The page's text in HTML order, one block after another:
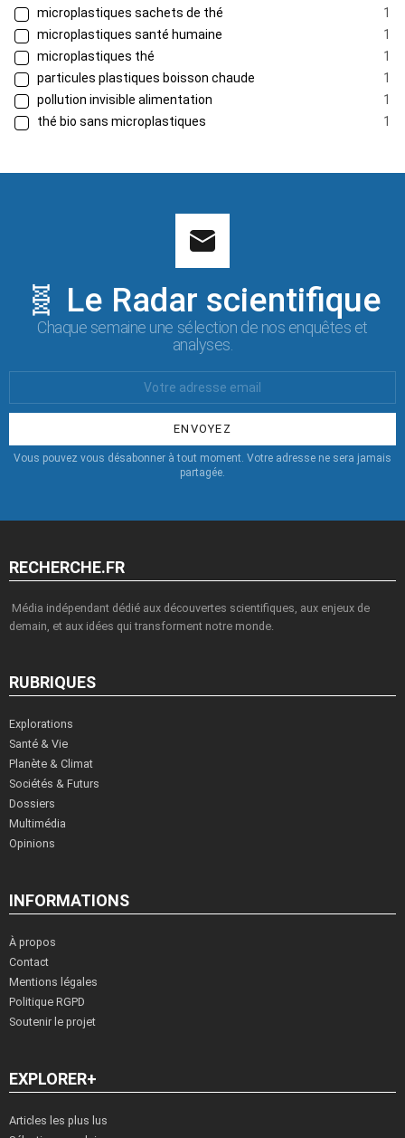
microplastiques sachets de thé
1
microplastiques santé humaine
1
microplastiques thé
1
particules plastiques boisson chaude
1
pollution invisible alimentation
1
thé bio sans microplastiques
1
🧬 Le Radar scientifique
Chaque semaine une sélection de nos enquêtes et
analyses.
:
Vous pouvez vous désabonner à tout moment. Votre adresse ne sera jamais
partagée.
RECHERCHE.FR
Média indépendant dédié aux découvertes scientifiques, aux enjeux de
demain, et aux idées qui transforment notre monde.
RUBRIQUES
Explorations
Santé & Vie
Planète & Climat
Sociétés & Futurs
Dossiers
Multimédia
Opinions
INFORMATIONS
À propos
Contact
Mentions légales
Politique RGPD
Soutenir le projet
EXPLORER+
Articles les plus lus